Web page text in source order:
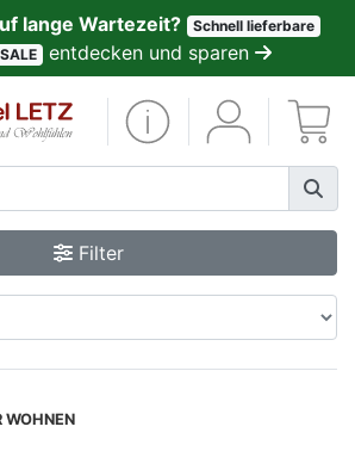
lange Wartezeit? Schnell lieferbare
SALE entdecken und sparen
Filter
WOHNEN